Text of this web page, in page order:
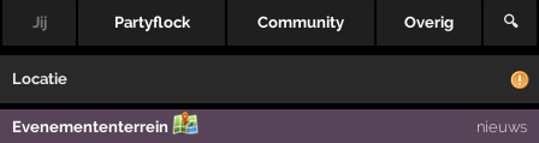
Jij Partyflock Community Overig 🔍
Locatie
Evenemententerrein nieuws